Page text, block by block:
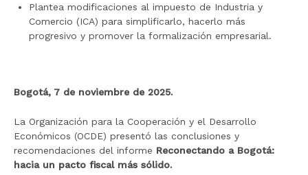
Plantea modificaciones al impuesto de Industria y
Comercio (ICA) para simplificarlo, hacerlo más
progresivo y promover la formalización empresarial.
Bogotá, 7 de noviembre de 2025.
La Organización para la Cooperación y el Desarrollo
Económicos (OCDE) presentó las conclusiones y
recomendaciones del informe Reconectando a Bogotá:
hacia un pacto fiscal más sólido.